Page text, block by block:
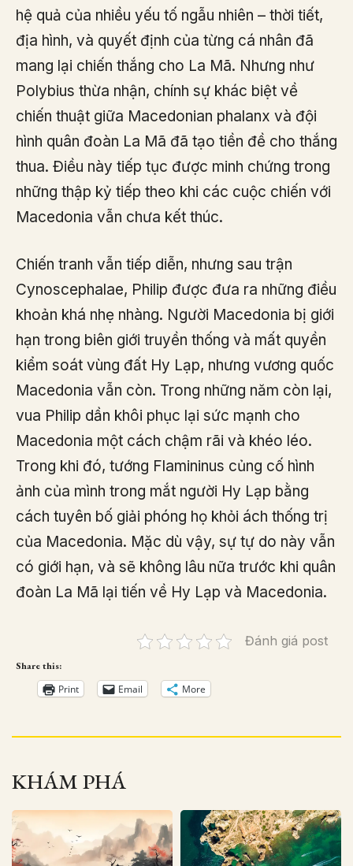
hệ quả của nhiều yếu tố ngẫu nhiên – thời tiết,
địa hình, và quyết định của từng cá nhân đã
mang lại chiến thắng cho La Mã. Nhưng như
Polybius thừa nhận, chính sự khác biệt về
chiến thuật giữa Macedonian phalanx và đội
hình quân đoàn La Mã đã tạo tiền đề cho thắng
thua. Điều này tiếp tục được minh chứng trong
những thập kỷ tiếp theo khi các cuộc chiến với
Macedonia vẫn chưa kết thúc.
Chiến tranh vẫn tiếp diễn, nhưng sau trận
Cynoscephalae, Philip được đưa ra những điều
khoản khá nhẹ nhàng. Người Macedonia bị giới
hạn trong biên giới truyền thống và mất quyền
kiểm soát vùng đất Hy Lạp, nhưng vương quốc
Macedonia vẫn còn. Trong những năm còn lại,
vua Philip dần khôi phục lại sức mạnh cho
Macedonia một cách chậm rãi và khéo léo.
Trong khi đó, tướng Flamininus củng cố hình
ảnh của mình trong mắt người Hy Lạp bằng
cách tuyên bố giải phóng họ khỏi ách thống trị
của Macedonia. Mặc dù vậy, sự tự do này vẫn
có giới hạn, và sẽ không lâu nữa trước khi quân
đoàn La Mã lại tiến về Hy Lạp và Macedonia.
Đánh giá post
Share this:
Print Email More
KHÁM PHÁ